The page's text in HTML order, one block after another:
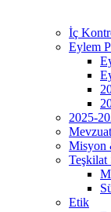
İç
Eylem
2025-
Mevzuat
Misyon
Teşkilat
Etik